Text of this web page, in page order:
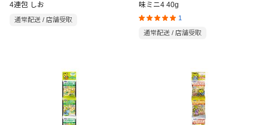
4連包 しお
通常配送 / 店舗受取
味ミニ4 40g
1
通常配送 / 店舗受取